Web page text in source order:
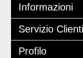
Informazioni
Servizio Clienti
Profilo